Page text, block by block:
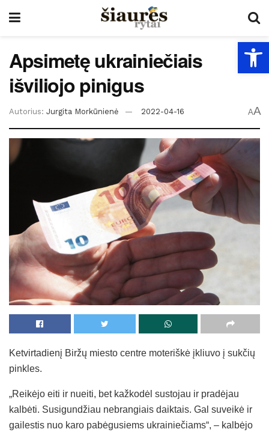
Apsimetę ukrainiečiais
išviliojo pinigus
Autorius: Jurgita Morkūnienė 2022-04-16 AA
Ketvirtadienį Biržų miesto centre moteriškė įkliuvo į sukčių
pinkles.
„Reikėjo eiti ir nueiti, bet kažkodėl sustojau ir pradėjau
kalbėti. Susigundžiau nebrangiais daiktais. Gal suveikė ir
gailestis nuo karo pabėgusiems ukrainiečiams“, – kalbėjo